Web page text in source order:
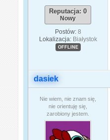
Reputacja: 0
Nowy
Postów: 8
Lokalizacja: Białystok
OFFLINE
dasiek
Nie wiem, nie znam się,
nie orientuję się,
zarobiony jestem.